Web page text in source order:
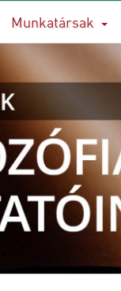
Munkatársak